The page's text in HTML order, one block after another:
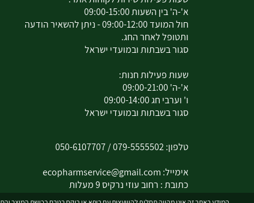
א'-ה' בין השעות 09:00-15:00
חול המועד 09:00-12:00 - ניתן להשאיר הודעה
ותטופל לאחר החג.
סגור בשבתות ובמועדי ישראל
שעות פעילות חנות:
א'-ה' 09:00-21:00
ו' וערבי חג 09:00-14:00
סגור בשבתות ובמועדי ישראל
טלפון:079-5555502
/
050-6107707
אימייל: ecopharmservice@gmail.com
כתובת : רחוב עוזי נרקיס 9 מעלות